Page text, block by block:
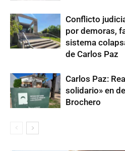
Conflicto
por demoras,
sistema
de Carlos Paz
Carlos Paz:
solidario» en
Brochero